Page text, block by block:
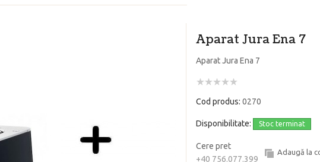
Aparat Jura Ena 7
Aparat Jura Ena 7
Cod produs: 0270
Disponibilitate: Stoc terminat
Cere pret
+40 756.077.399
Adaugă la